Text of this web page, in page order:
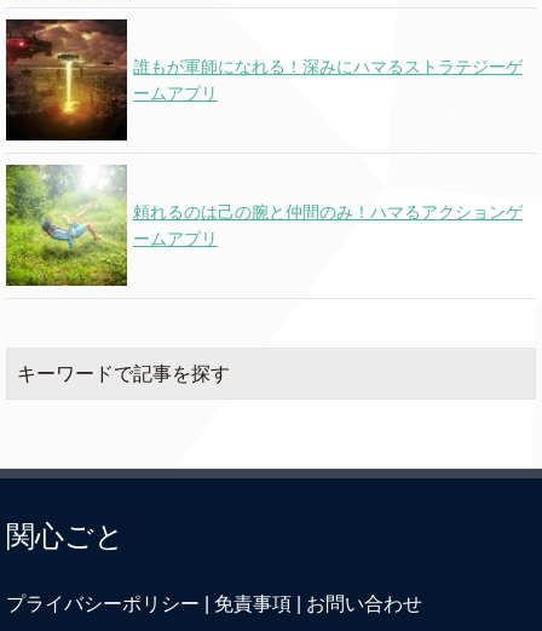
誰もが軍師になれる！深みにハマるストラテジーゲ
ームアプリ
頼れるのは己の腕と仲間のみ！ハマるアクションゲ
ームアプリ
キーワードで記事を探す
関心ごと
プライバシーポリシー 免責事項 お問い合わせ